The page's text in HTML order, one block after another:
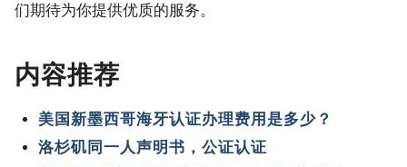
们期待为你提供优质的服务。
内容推荐
美国新墨西哥海牙认证办理费用是多少？
洛杉矶同一人声明书，公证认证